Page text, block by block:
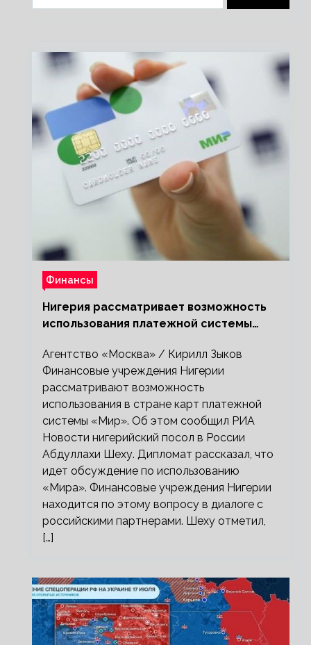
Финансы
Нигерия рассматривает возможность
использования платежной системы
Агентство «Москва» / Кирилл Зыков
Финансовые учреждения Нигерии
рассматривают возможность
использования в стране карт платежной
системы «Мир». Об этом сообщил РИА
Новости нигерийский посол в России
Абдуллахи Шеху. Дипломат рассказал, что
идет обсуждение по использованию
«Мира». Финансовые учреждения Нигерии
находится по этому вопросу в диалоге с
российскими партнерами. Шеху отметил,
[…]